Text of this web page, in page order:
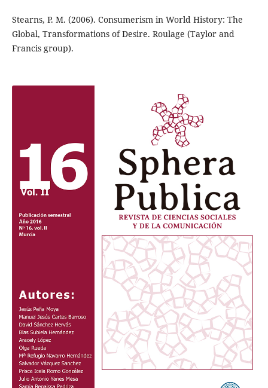
Stearns, P. M. (2006). Consumerism in World History: The
Global, Transformations of Desire. Roulage (Taylor and
Francis group).